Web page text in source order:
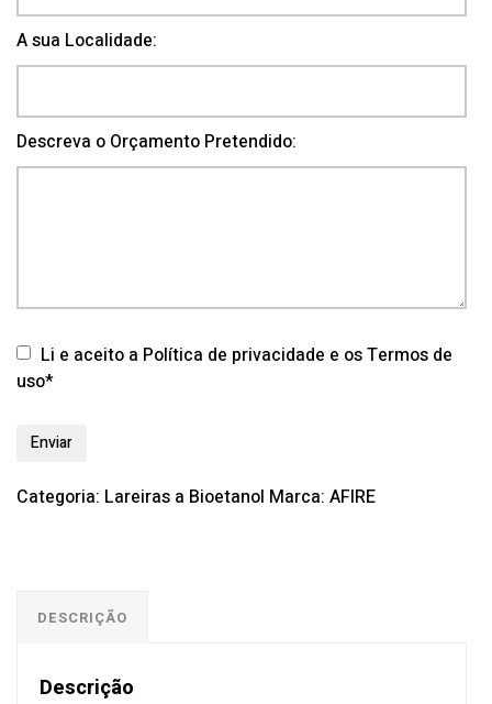
A sua Localidade:
Descreva o Orçamento Pretendido:
Li e aceito a Política de privacidade e os Termos de
uso*
Categoria: Lareiras a Bioetanol Marca: AFIRE
DESCRIÇÃO
Descrição